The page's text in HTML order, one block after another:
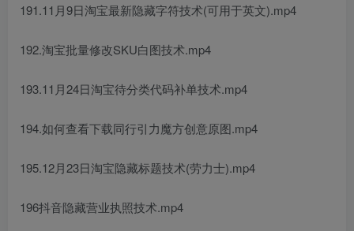
191.11月9日淘宝最新隐藏字符技术(可用于英文).mp4
192.淘宝批量修改SKU白图技术.mp4
193.11月24日淘宝待分类代码补单技术.mp4
194.如何查看下载同行引力魔方创意原图.mp4
195.12月23日淘宝隐藏标题技术(劳力士).mp4
196抖音隐藏营业执照技术.mp4